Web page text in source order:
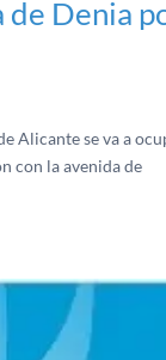
de Denia
Alicante se va a
con la avenida de